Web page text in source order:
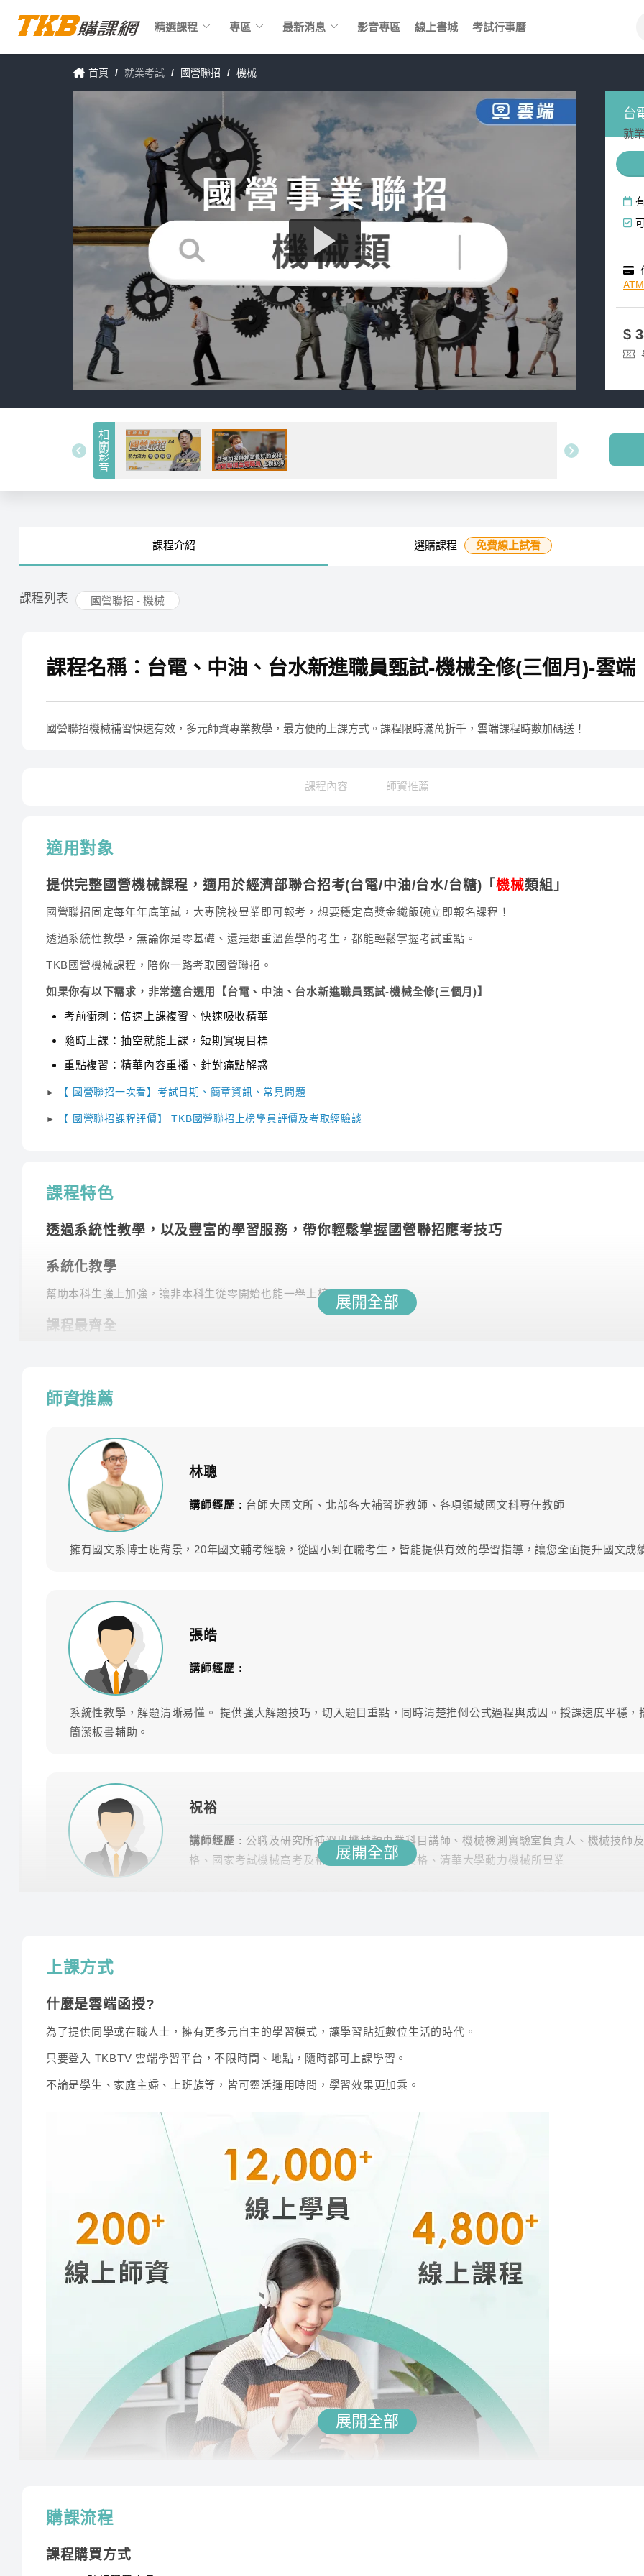
首頁 / 就業考試 / 國營聯招 / 機械
台
(三
就
$
相關影音
課程介紹 選購課程 免費線上試看
課程列表 國營聯招 - 機械
課程名稱：台電、中油、台水新進職員甄試-機械全修(三個月)-雲端
國營聯招機械補習快速有效，多元師資專業教學，最方便的上課方式。課程限時滿萬折千，雲端課程時數加碼送！
課程內容 師資推薦
適用對象
提供完整國營機械課程，適用於經濟部聯合招考(台電/中油/台水/台糖)「機械類組」
國營聯招固定每年年底筆試，大專院校畢業即可報考，想要穩定高獎金鐵飯碗立即報名課程！
透過系統性教學，無論你是零基礎、還是想重溫舊學的考生，都能輕鬆掌握考試重點。
TKB國營機械課程，陪你一路考取國營聯招。
如果你有以下需求，非常適合選用【台電、中油、台水新進職員甄試-機械全修(三個月)】
考前衝刺：倍速上課複習、快速吸收精華
隨時上課：抽空就能上課，短期實現目標
重點複習：精華內容重播、針對痛點解惑
► 【 國營聯招一次看】考試日期、簡章資訊、常見問題
► 【 國營聯招課程評價】 TKB國營聯招上榜學員評價及考取經驗談
課程特色
透過系統性教學，以及豐富的學習服務，帶你輕鬆掌握國營聯招應考技巧
系統化教學
幫助本科生強上加強，讓非本科生從零開始也能一舉上榜！
課程最齊全
學習不受限
雲端課程不受時間地點、不受制式課表的限制，任何時候都可以好好準備！
課程內容
科目
作文
國文(作文、公文) 李華 13 雲端
材料力學(公職)
材料力學 張皓 80.7 數位
應用力學(公)
展開全部
師資推薦
林聰
講師經歷 : 台師大國文所、北部各大補習班教師、各項領域國文科專任教師
擁有國文系博士班背景，20年國文輔考經驗，從國小到在職考生，皆能提供有效的學習指導，讓您全面提升國文成
張皓
講師經歷 :
系統性教學，解題清晰易懂。 提供強大解題技巧，切入題目重點，同時清楚推倒公式過程與成因。授課速度平穩，
簡潔板書輔助。
祝裕
講師經歷 : 公職及研究所補習班機械類專業科目講師、機械檢測實驗室負責人、機械技師及
格、國家考試機械高考及格、國營事業考試及格、清華大學動力機械所畢業
以生動教學激發學習興趣，詳細講解和範例增強文學知識，系統歸納幫助記憶文學流變。歷年考題提升解題能力，
講師經歷 :國立政治大學 英語系、前長榮航空機場地勤訓練負責人
傑瑞老師用系統化的教學，讓學生能夠輕鬆掌握語言結構。親自批改同學練習的考古題，提供個人化指導，並整理
必備的單字書，增強同學的詞彙量。課堂氣氛輕鬆有趣，老師口條清晰，讓學習過程既有效又愉快。
林禾
講師經歷 :成功大學工學碩博士、大學講師、大碩專任 熱力學老師、流體力學老師、水文
師
創意且生活化之教學，使您學習輕鬆無障礙。 教學內容完整清晰、循序漸進，兼具廣度與深度。
展開全部
上課方式
什麼是雲端函授?
為了提供同學或在職人士，擁有更多元自主的學習模式，讓學習貼近數位生活的時代。
只要登入 TKBTV 雲端學習平台，不限時間、地點，隨時都可上課學習。
不論是學生、家庭主婦、上班族等，皆可靈活運用時間，學習效果更加乘。
授課程內容
展開全部
購課流程
課程購買方式
精選課程 keyboard_arrow_down 專區 keyboard_arrow_down 最新消息 keyboard_arrow_down 影音專區 線上書城 考試行事曆